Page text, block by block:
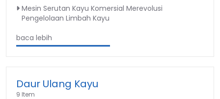
Mesin Serutan Kayu Komersial Merevolusi
Pengelolaan Limbah Kayu
baca lebih
Daur Ulang Kayu
9 Item